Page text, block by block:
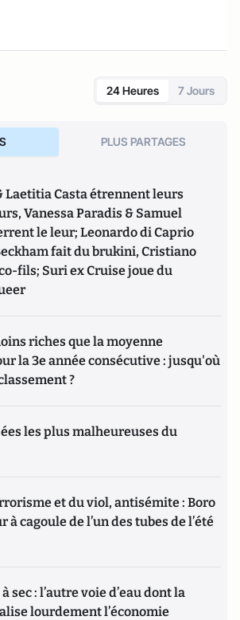
24 Heures 7 Jours
PLUS PARTAGES
Laetitia Casta étrennent leurs
Vanessa Paradis & Samuel
le leur; Leonardo di Caprio
fait du brukini, Cristiano
fils; Suri ex Cruise joue du
riches que la moyenne
la 3e année consécutive : jusqu'où
?
les plus malheureuses du
et du viol, antisémite : Boro
à cagoule de l’un des tubes de l’été
sec : l’autre voie d’eau dont la
lourdement l’économie